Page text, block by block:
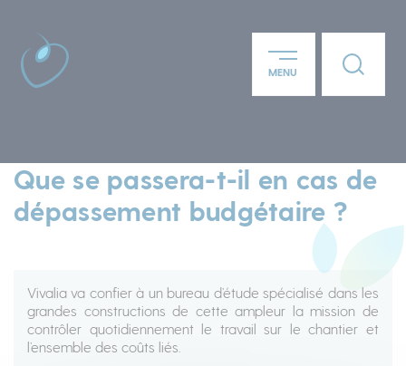
Aller au contenu principal
MENU Lien
Que se passera-t-il en cas de
dépassement budgétaire ?
Vivalia va confier à un bureau d’étude spécialisé dans les
grandes constructions de cette ampleur la mission de
contrôler quotidiennement le travail sur le chantier et
l’ensemble des coûts liés.